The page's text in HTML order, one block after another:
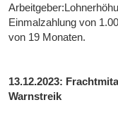
Einmalzahlung von
von 19 Monaten.
13.12.2023:
Warnstreik